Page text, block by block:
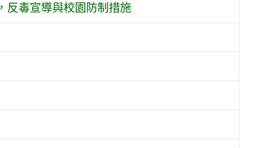
反毒宣導與校園防制措施